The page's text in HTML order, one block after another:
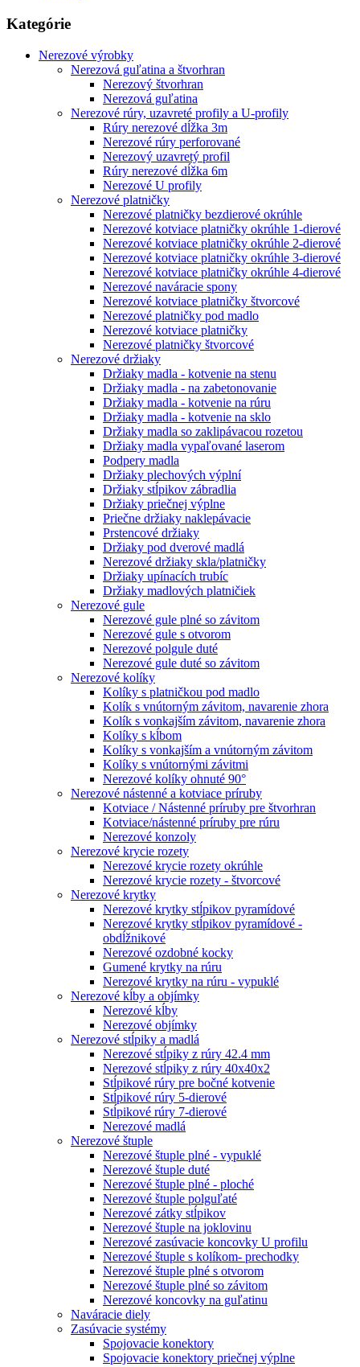
Kategórie
Nerezové výrobky
Nerezová guľatina a štvorhran
Nerezový štvorhran
Nerezová guľatina
Nerezové rúry, uzavreté profily a U-profily
Rúry nerezové dĺžka 3m
Nerezové rúry perforované
Nerezový uzavretý profil
Rúry nerezové dĺžka 6m
Nerezové U profily
Nerezové platničky
Nerezové platničky bezdierové okrúhle
Nerezové kotviace platničky okrúhle 1-dierové
Nerezové kotviace platničky okrúhle 2-dierové
Nerezové kotviace platničky okrúhle 3-dierové
Nerezové kotviace platničky okrúhle 4-dierové
Nerezové naváracie spony
Nerezové kotviace platničky štvorcové
Nerezové platničky pod madlo
Nerezové kotviace platničky
Nerezové platničky štvorcové
Nerezové držiaky
Držiaky madla - kotvenie na stenu
Držiaky madla - na zabetonovanie
Držiaky madla - kotvenie na rúru
Držiaky madla - kotvenie na sklo
Držiaky madla so zaklipávacou rozetou
Držiaky madla vypaľované laserom
Podpery madla
Držiaky plechových výplní
Držiaky stĺpikov zábradlia
Držiaky priečnej výplne
Priečne držiaky naklepávacie
Prstencové držiaky
Držiaky pod dverové madlá
Nerezové držiaky skla/platničky
Držiaky upínacích trubíc
Držiaky madlových platničiek
Nerezové gule
Nerezové gule plné so závitom
Nerezové gule s otvorom
Nerezové polgule duté
Nerezové gule duté so závitom
Nerezové kolíky
Kolíky s platničkou pod madlo
Kolík s vnútorným závitom, navarenie zhora
Kolík s vonkajším závitom, navarenie zhora
Kolíky s kĺbom
Kolíky s vonkajším a vnútorným závitom
Kolíky s vnútornými závitmi
Nerezové kolíky ohnuté 90°
Nerezové nástenné a kotviace príruby
Kotviace / Nástenné príruby pre štvorhran
Kotviace/nástenné príruby pre rúru
Nerezové konzoly
Nerezové krycie rozety
Nerezové krycie rozety okrúhle
Nerezové krycie rozety - štvorcové
Nerezové krytky
Nerezové krytky stĺpikov pyramídové
Nerezové krytky stĺpikov pyramídové -
obdĺžnikové
Nerezové ozdobné kocky
Gumené krytky na rúru
Nerezové krytky na rúru - vypuklé
Nerezové kĺby a objímky
Nerezové kĺby
Nerezové objímky
Nerezové stĺpiky a madlá
Nerezové stĺpiky z rúry 42.4 mm
Nerezové stĺpiky z rúry 40x40x2
Stĺpikové rúry pre bočné kotvenie
Stĺpikové rúry 5-dierové
Stĺpikové rúry 7-dierové
Nerezové madlá
Nerezové štuple
Nerezové štuple plné - vypuklé
Nerezové štuple duté
Nerezové štuple plné - ploché
Nerezové štuple polguľaté
Nerezové zátky stĺpikov
Nerezové štuple na joklovinu
Nerezové zasúvacie koncovky U profilu
Nerezové štuple s kolíkom- prechodky
Nerezové štuple plné s otvorom
Nerezové štuple plné so závitom
Nerezové koncovky na guľatinu
Naváracie diely
Zasúvacie systémy
Spojovacie konektory
Spojovacie konektory priečnej výplne